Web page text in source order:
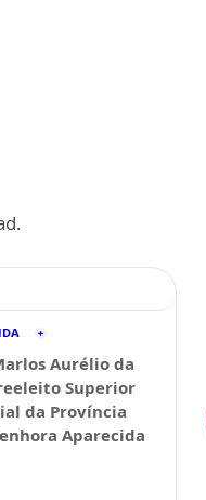
Aurélio da
Superior
da Província
Aparecida